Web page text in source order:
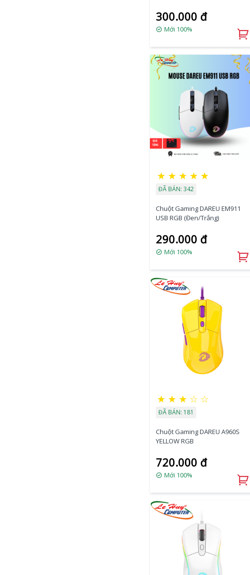
Wired + 2.4G
300.000 đ
Mới 100%
★ ★ ★ ★ ★
ĐÃ BÁN: 342
Chuột Gaming DAREU EM911
USB RGB (Đen/Trắng)
290.000 đ
Mới 100%
★ ★ ★ ☆ ☆
ĐÃ BÁN: 181
Chuột Gaming DAREU A960S
YELLOW RGB
720.000 đ
Mới 100%